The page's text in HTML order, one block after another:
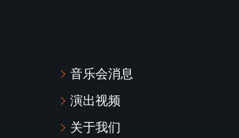
音乐会消息
演出视频
关于我们